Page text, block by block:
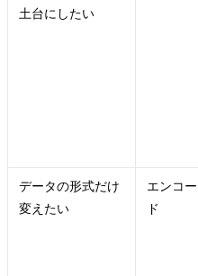
土台にしたい
データの形式だけ
変えたい
エンコー
ド